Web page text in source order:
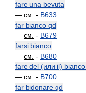
fare una bevuta
— см. - B633
far bianco qd
— см. - B679
farsi bianco
— см. - B680
fare del (или il)
— см. - B700
far bidonare qd